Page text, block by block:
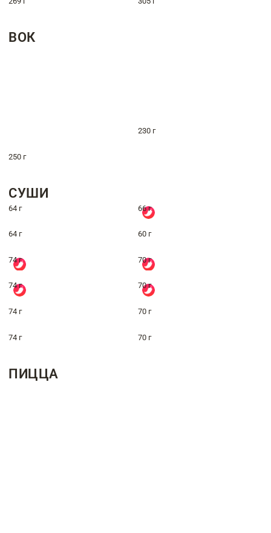
ВОК
230 г
250 г
СУШИ
64 г 66 г
64 г 60 г
74 г 70 г
74 г 70 г
74 г 70 г
74 г 70 г
ПИЦЦА